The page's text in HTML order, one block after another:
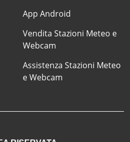
App Android
Vendita Stazioni Meteo e
Webcam
Assistenza Stazioni Meteo
e Webcam